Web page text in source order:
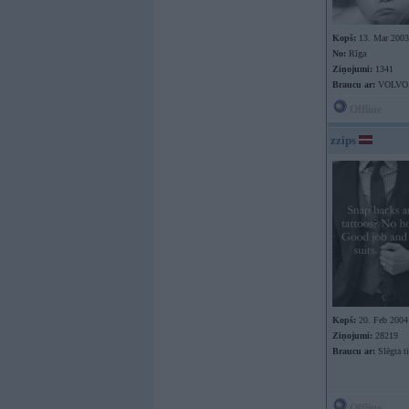
Kopš: 13. Mar 2003
No: Rīga
Ziņojumi: 1341
Braucu ar:
zzips
Kopš: 20. Feb 2004
Ziņojumi: 28219
Braucu ar: Slēgta